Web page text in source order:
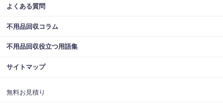
よくある質問
不用品回収コラム
不用品回収役立つ用語集
サイトマップ
無料お見積り